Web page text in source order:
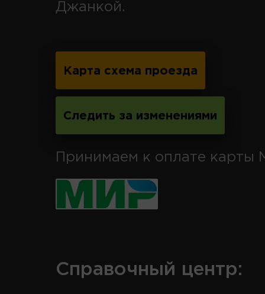
Джанкой.
Карта схема проезда
Следить за изменениями
Принимаем к оплате карты
Справочный центр: